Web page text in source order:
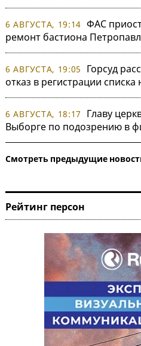
6 АВГУСТА, 19:14 ФАС
ремонт бастиона
6 АВГУСТА, 19:05
Горсуд
отказ в регистрации
6 АВГУСТА, 18:17
Главу
Выборге по подозрению в
Смотреть
Рейтинг